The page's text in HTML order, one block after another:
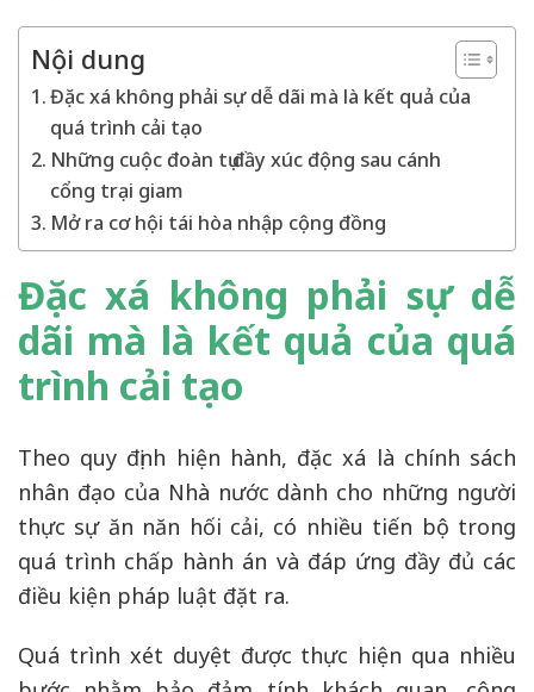
Nội dung
Đặc xá không phải sự dễ dãi mà là kết quả của
quá trình cải tạo
Những cuộc đoàn tụ đầy xúc động sau cánh
cổng trại giam
Mở ra cơ hội tái hòa nhập cộng đồng
Đặc xá không phải sự dễ
dãi mà là kết quả của quá
trình cải tạo
Theo quy định hiện hành, đặc xá là chính sách
nhân đạo của Nhà nước dành cho những người
thực sự ăn năn hối cải, có nhiều tiến bộ trong
quá trình chấp hành án và đáp ứng đầy đủ các
điều kiện pháp luật đặt ra.
Quá trình xét duyệt được thực hiện qua nhiều